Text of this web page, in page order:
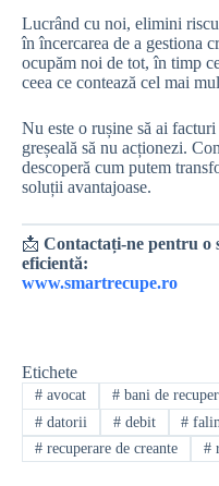
Lucrând cu noi, elimini
în încercarea de a gestiona
ocupăm noi de tot, în timp
ceea ce contează cel mai
Nu este o rușine să ai
greșeală să nu acționezi.
descoperă cum putem
soluții avantajoase.
📩 Contactați-ne pentru o
eficientă:
www.smartrecupe.ro
Etichete
#avocat #bani de
#datorii #debit #
#recuperare de creante #